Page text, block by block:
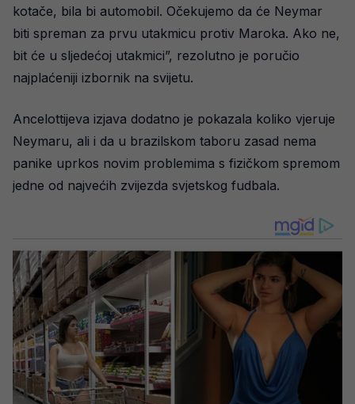
kotače, bila bi automobil. Očekujemo da će Neymar
biti spreman za prvu utakmicu protiv Maroka. Ako ne,
bit će u sljedećoj utakmici”, rezolutno je poručio
najplaćeniji izbornik na svijetu.
Ancelottijeva izjava dodatno je pokazala koliko vjeruje
Neymaru, ali i da u brazilskom taboru zasad nema
panike uprkos novim problemima s fizičkom spremom
jedne od najvećih zvijezda svjetskog fudbala.